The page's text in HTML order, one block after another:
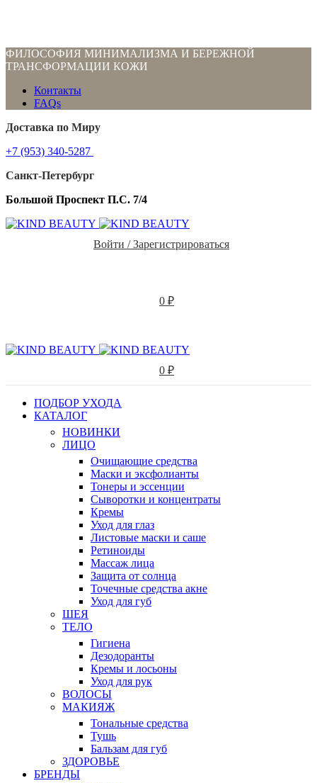
ФИЛОСОФИЯ МИНИМАЛИЗМА И БЕРЕЖНОЙ
ТРАНСФОРМАЦИИ КОЖИ
Контакты
FAQs
Доставка по Миру
+7 (953) 340-5287
Санкт-Петербург
Большой Проспект П.С. 7/4
Войти / Зарегистрироваться
0 ₽
0 ₽
ПОДБОР УХОДА
КАТАЛОГ
НОВИНКИ
ЛИЦО
Очищающие средства
Маски и эксфолианты
Тонеры и эссенции
Сыворотки и концентраты
Кремы
Уход для глаз
Листовые маски и саше
Ретиноиды
Массаж лица
Защита от солнца
Точечные средства акне
Уход для губ
ШЕЯ
ТЕЛО
Гигиена
Дезодоранты
Кремы и лосьоны
Уход для рук
ВОЛОСЫ
МАКИЯЖ
Тональные средства
Тушь
Бальзам для губ
ЗДОРОВЬЕ
БРЕНДЫ